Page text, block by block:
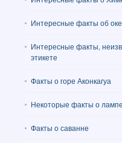
Интересные факты об
Интересные факты,
этикете
Факты о горе Аконкагуа
Некоторые факты о
Факты о саванне